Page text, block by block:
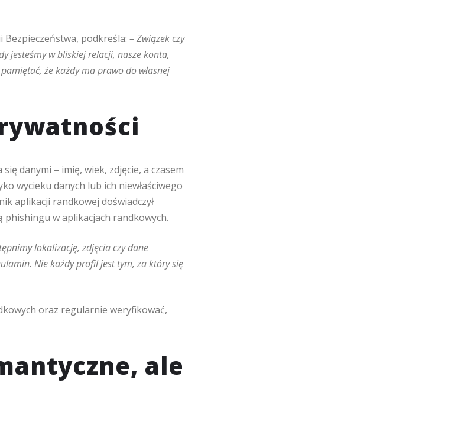
Bezpieczeństwa, podkreśla: – Związek czy
jesteśmy w bliskiej relacji, nasze konta,
że każdy ma prawo do własnej
danymi – imię, wiek, zdjęcie, a czasem
wycieku danych lub ich niewłaściwego
aplikacji randkowej doświadczył
phishingu w aplikacjach randkowych.
lokalizację, zdjęcia czy dane
Nie każdy profil jest tym, za który się
oraz regularnie weryfikować,
ale